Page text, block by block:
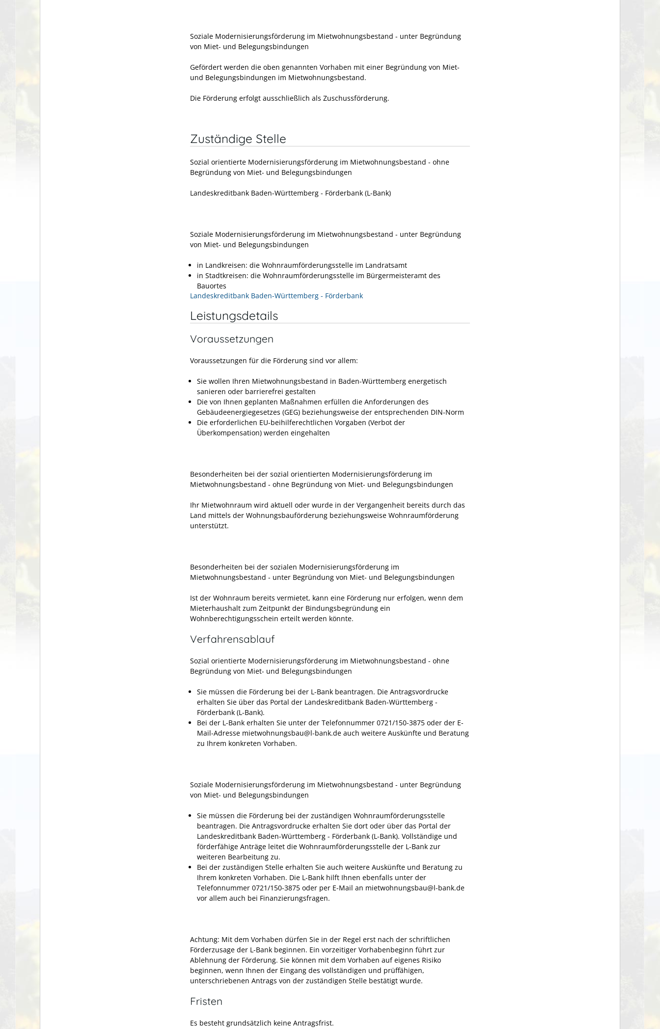
Soziale Modernisierungsförderung im Mietwohnungsbestand - unter Begründung
von Miet- und Belegungsbindungen
Gefördert werden die oben genannten Vorhaben mit einer Begründung von Miet-
und Belegungsbindungen im Mietwohnungsbestand.
Die Förderung erfolgt ausschließlich als Zuschussförderung.
Zuständige Stelle
Sozial orientierte Modernisierungsförderung im Mietwohnungsbestand - ohne
Begründung von Miet- und Belegungsbindungen
Landeskreditbank Baden-Württemberg - Förderbank (L-Bank)
Soziale Modernisierungsförderung im Mietwohnungsbestand - unter Begründung
von Miet- und Belegungsbindungen
in Landkreisen: die Wohnraumförderungsstelle im Landratsamt
in Stadtkreisen: die Wohnraumförderungsstelle im Bürgermeisteramt des
Bauortes
Landeskreditbank Baden-Württemberg - Förderbank
Leistungsdetails
Voraussetzungen
Voraussetzungen für die Förderung sind vor allem:
Sie wollen Ihren Mietwohnungsbestand in Baden-Württemberg energetisch
sanieren oder barrierefrei gestalten
Die von Ihnen geplanten Maßnahmen erfüllen die Anforderungen des
Gebäudeenergiegesetzes (GEG) beziehungsweise der entsprechenden DIN-Norm
Die erforderlichen EU-beihilferechtlichen Vorgaben (Verbot der
Überkompensation) werden eingehalten
Besonderheiten bei der sozial orientierten Modernisierungsförderung im
Mietwohnungsbestand - ohne Begründung von Miet- und Belegungsbindungen
Ihr Mietwohnraum wird aktuell oder wurde in der Vergangenheit bereits durch das
Land mittels der Wohnungsbauförderung beziehungsweise Wohnraumförderung
unterstützt.
Besonderheiten bei der sozialen Modernisierungsförderung im
Mietwohnungsbestand - unter Begründung von Miet- und Belegungsbindungen
Ist der Wohnraum bereits vermietet, kann eine Förderung nur erfolgen, wenn dem
Mieterhaushalt zum Zeitpunkt der Bindungsbegründung ein
Wohnberechtigungsschein erteilt werden könnte.
Verfahrensablauf
Sozial orientierte Modernisierungsförderung im Mietwohnungsbestand - ohne
Begründung von Miet- und Belegungsbindungen
Sie müssen die Förderung bei der L-Bank beantragen. Die Antragsvordrucke
erhalten Sie über das Portal der Landeskreditbank Baden-Württemberg -
Förderbank (L-Bank).
Bei der L-Bank erhalten Sie unter der Telefonnummer 0721/150-3875 oder der E-
Mail-Adresse mietwohnungsbau@l-bank.de auch weitere Auskünfte und Beratung
zu Ihrem konkreten Vorhaben.
Soziale Modernisierungsförderung im Mietwohnungsbestand - unter Begründung
von Miet- und Belegungsbindungen
Sie müssen die Förderung bei der zuständigen Wohnraumförderungsstelle
beantragen. Die Antragsvordrucke erhalten Sie dort oder über das Portal der
Landeskreditbank Baden-Württemberg - Förderbank (L-Bank). Vollständige und
förderfähige Anträge leitet die Wohnraumförderungsstelle der L-Bank zur
weiteren Bearbeitung zu.
Bei der zuständigen Stelle erhalten Sie auch weitere Auskünfte und Beratung zu
Ihrem konkreten Vorhaben. Die L-Bank hilft Ihnen ebenfalls unter der
Telefonnummer 0721/150-3875 oder per E-Mail an mietwohnungsbau@l-bank.de
vor allem auch bei Finanzierungsfragen.
Achtung: Mit dem Vorhaben dürfen Sie in der Regel erst nach der schriftlichen
Förderzusage der L-Bank beginnen. Ein vorzeitiger Vorhabenbeginn führt zur
Ablehnung der Förderung. Sie können mit dem Vorhaben auf eigenes Risiko
beginnen, wenn Ihnen der Eingang des vollständigen und prüffähigen,
unterschriebenen Antrags von der zuständigen Stelle bestätigt wurde.
Fristen
Es besteht grundsätzlich keine Antragsfrist.